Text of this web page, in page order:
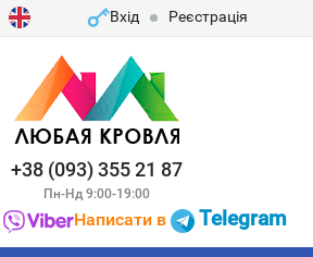
Вхід Реєстрація
+38 (093) 355 21 87
Пн-Нд 9:00-19:00
Написати в Telegram